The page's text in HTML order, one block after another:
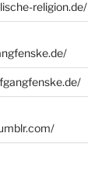
religion.de/